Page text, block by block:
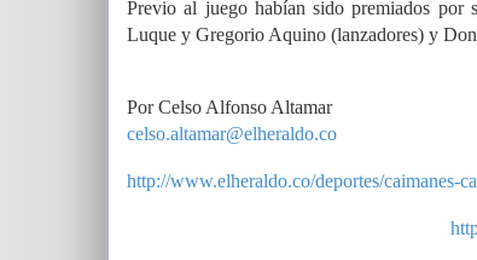
Previo al juego habían sido premiados por
Luque y Gregorio Aquino (lanzadores) y
Por Celso Alfonso Altamar
celso.altamar@elheraldo.co
http://www.elheraldo.co/deportes/caimanes-